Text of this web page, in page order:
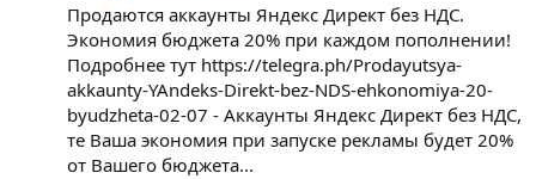
Продаются аккаунты Яндекс Директ без НДС.
Экономия бюджета 20% при каждом пополнении!
Подробнее тут https://telegra.ph/Prodayutsya-
akkaunty-YAndeks-Direkt-bez-NDS-ehkonomiya-20-
byudzheta-02-07 - Аккаунты Яндекс Директ без НДС,
те Ваша экономия при запуске рекламы будет 20%
от Вашего бюджета...